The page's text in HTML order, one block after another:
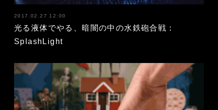
2017.02.27 12:00
光る液体でやる、暗闇の中の水鉄砲合戦：
SplashLight